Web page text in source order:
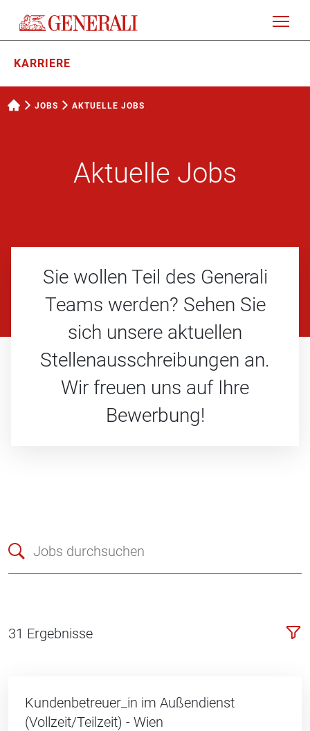
KARRIERE
JOBS AKTUELLE JOBS
Aktuelle Jobs
Sie wollen Teil des Generali
Teams werden? Sehen Sie
sich unsere aktuellen
Stellenausschreibungen an.
Wir freuen uns auf Ihre
Bewerbung!
31 Ergebnisse
Kundenbetreuer_in im Außendienst
(Vollzeit/Teilzeit) - Wien